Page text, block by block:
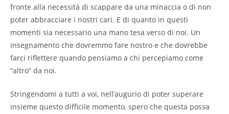
fronte alla necessità di scappare da una minaccia o di non
poter abbracciare i nostri cari. E di quanto in questi
momenti sia necessario una mano tesa verso di noi. Un
insegnamento che dovremmo fare nostro e che dovrebbe
farci riflettere quando pensiamo a chi percepiamo come
“altro” da noi.
Stringendomi a tutti a voi, nell’augurio di poter superare
insieme questo difficile momento, spero che questa possa